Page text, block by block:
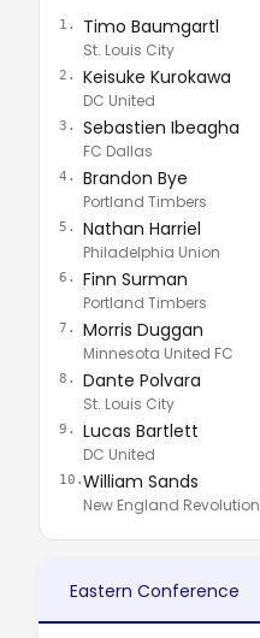
1. Timo Baumgartl
St. Louis City
2. Keisuke Kurokawa
DC United
3. Sebastien Ibeagha
FC Dallas
4. Brandon Bye
Portland Timbers
5. Nathan Harriel
Philadelphia Union
6. Finn Surman
Portland Timbers
7. Morris Duggan
Minnesota United FC
8. Dante Polvara
St. Louis City
9. Lucas Bartlett
DC United
10.William Sands
New England Revolution
Eastern Conference